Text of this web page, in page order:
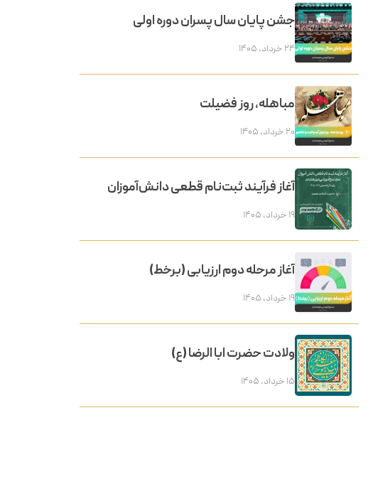
جشن پایان سال پسران دوره اولی
۲۴ خرداد, ۱۴۰۵
مباهله، روز فضیلت
۲۰ خرداد, ۱۴۰۵
آغاز فرآیند ثبت‌نام قطعی دانش‌آموزان
۱۹ خرداد, ۱۴۰۵
آغاز مرحله دوم ارزیابی (برخط)
۱۹ خرداد, ۱۴۰۵
ولادت حضرت ابا الرضا (ع)
۱۵ خرداد, ۱۴۰۵